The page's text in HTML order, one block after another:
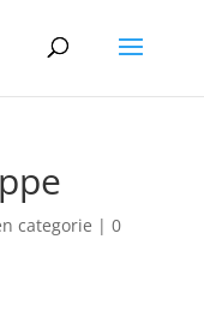
categorie | 0